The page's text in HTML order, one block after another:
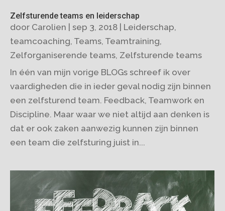
Zelfsturende teams en leiderschap
door Carolien | sep 3, 2018 | Leiderschap,
teamcoaching, Teams, Teamtraining,
Zelforganiserende teams, Zelfsturende teams
In één van mijn vorige BLOGs schreef ik over
vaardigheden die in ieder geval nodig zijn binnen
een zelfsturend team. Feedback, Teamwork en
Discipline. Maar waar we niet altijd aan denken is
dat er ook zaken aanwezig kunnen zijn binnen
een team die zelfsturing juist in...